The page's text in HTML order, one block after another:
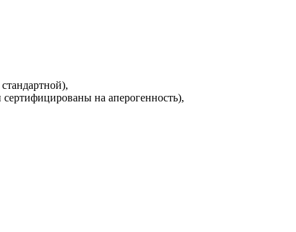
на аперогенность),